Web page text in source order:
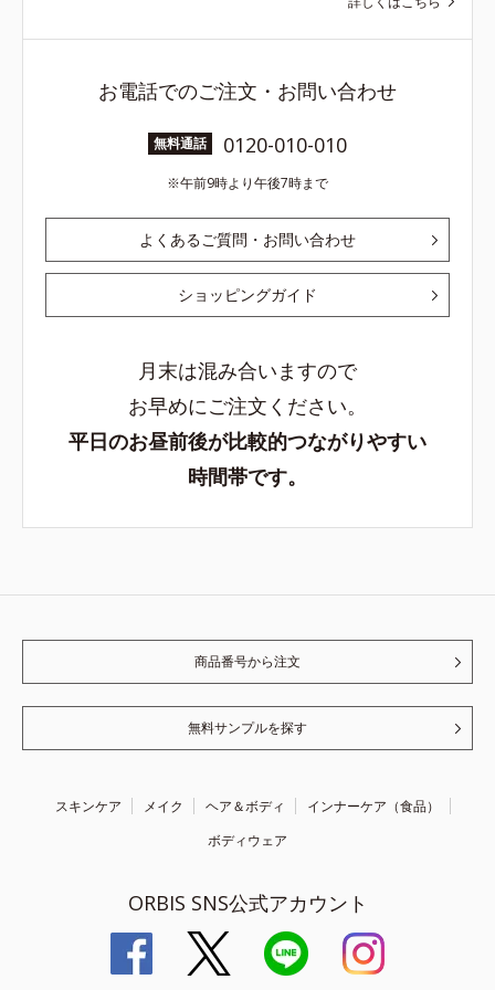
お電話でのご注文・お問い合わせ
無料通話 0120-010-010
午前9時より午後7時まで
よくあるご質問・お問い合わせ
ショッピングガイド
月末は混み合いますので
お早めにご注文ください。
平日のお昼前後が比較的つながりやすい
時間帯です。
商品番号から注文
無料サンプルを探す
スキンケア メイク ヘア＆ボディ
インナーケア（食品）
ボディウェア
ORBIS SNS公式アカウント